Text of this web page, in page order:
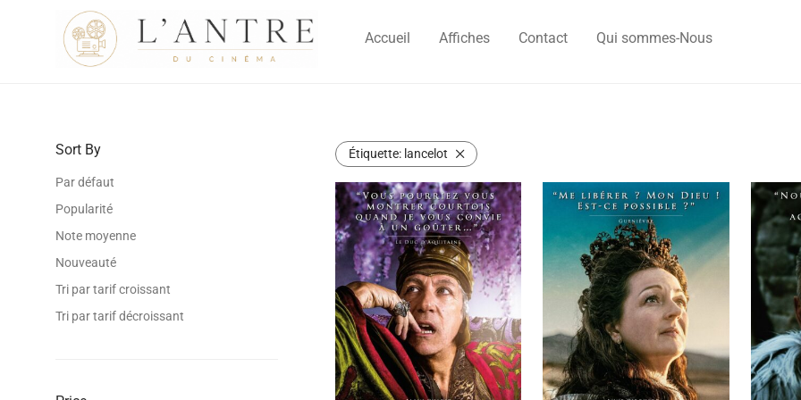
Accueil Affiches Contact Qui sommes-Nous
Sort By
Par défaut
Popularité
Note moyenne
Nouveauté
Tri par tarif croissant
Tri par tarif décroissant
Étiquette: lancelot